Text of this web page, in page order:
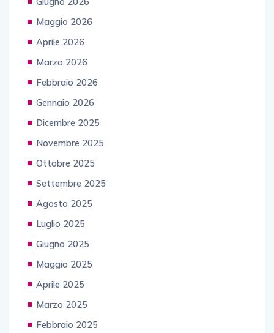
Maggio 2026
Aprile 2026
Marzo 2026
Febbraio 2026
Gennaio 2026
Dicembre 2025
Novembre 2025
Ottobre 2025
Settembre 2025
Agosto 2025
Luglio 2025
Giugno 2025
Maggio 2025
Aprile 2025
Marzo 2025
Febbraio 2025